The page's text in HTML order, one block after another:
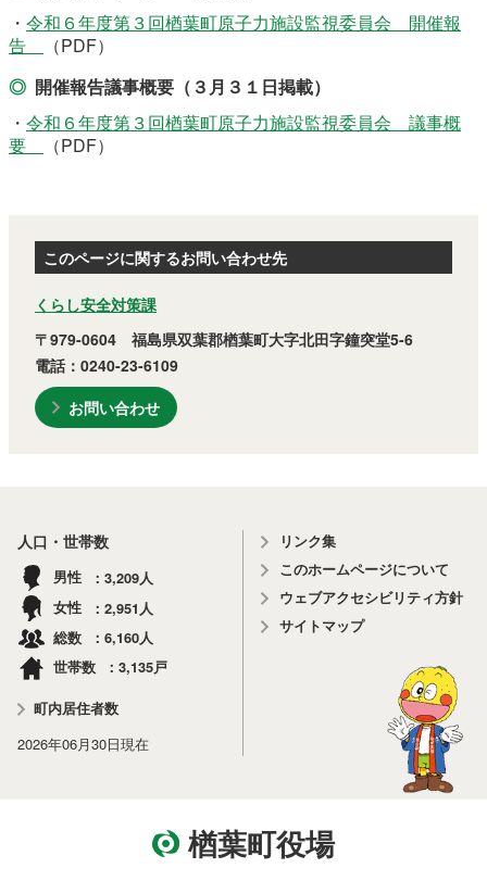
・ 令和６年度第３回楢葉町原子力施設監視委員会 開催報
告
（PDF）
開催報告議事概要（３月３１日掲載）
・ 令和６年度第３回楢葉町原子力施設監視委員会 議事概
要
（PDF）
このページに関するお問い合わせ先
くらし安全対策課
〒979-0604 福島県双葉郡楢葉町大字北田字鐘突堂5-6
電話：0240-23-6109
お問い合わせ
楢葉町役場
人口・世帯数
男性 3,209 人
女性
2,951 人
総数
6,160人
世帯数
3,135戸
町内居住者数
2026年06月30日現在
リンク集
このホームページについて
ウェブアクセシビリティ方針
サイトマップ